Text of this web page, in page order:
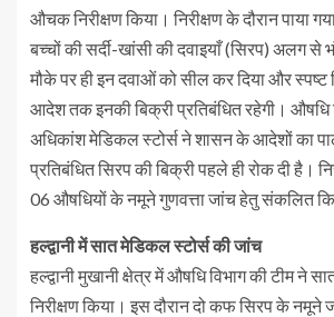
औचक निरीक्षण किया। निरीक्षण के दौरान पाया
बच्चों की सर्दी-खांसी की दवाइयाँ (सिरप) अलग से
मौके पर ही इन दवाओं को सील कर दिया और स्पष्ट
आदेश तक इनकी बिक्री प्रतिबंधित रहेगी। औषधि
अधिकांश मेडिकल स्टोर्स ने शासन के आदेशों का
प्रतिबंधित सिरप की बिक्री पहले ही रोक दी है।
06 औषधियों के नमूने गुणवत्ता जांच हेतु संकलित
हल्द्वानी में सात मेडिकल स्टोर्स की जांच
हल्द्वानी मुखानी क्षेत्र में औषधि विभाग की टीम ने
निरीक्षण किया। इस दौरान दो कफ सिरप के नमूने